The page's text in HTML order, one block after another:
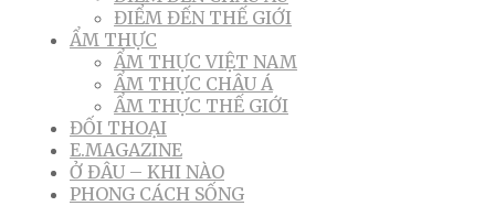
ĐIỂM ĐẾN THẾ GIỚI
ẨM THỰC
ẨM THỰC VIỆT NAM
ẨM THỰC CHÂU Á
ẨM THỰC THẾ GIỚI
ĐỐI THOẠI
E.MAGAZINE
Ở ĐÂU – KHI NÀO
PHONG CÁCH SỐNG